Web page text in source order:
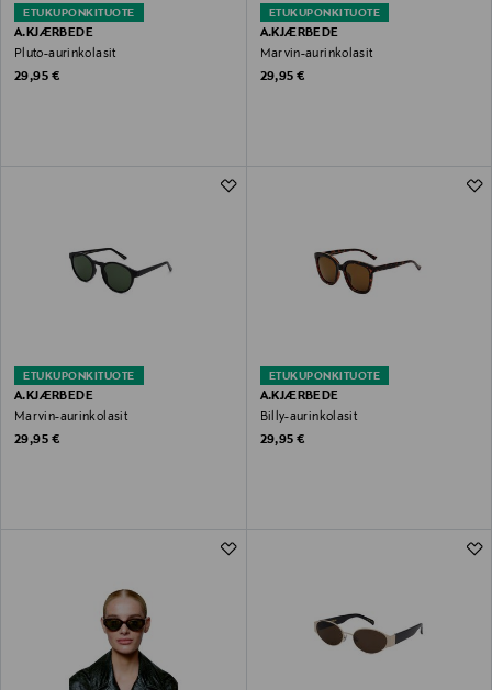
ETUKUPONKITUOTE
A.KJÆRBEDE
Pluto-aurinkolasit
Original Price
29,95 €
ETUKUPONKITUOTE
A.KJÆRBEDE
Marvin-aurinkolasit
Original Price
29,95 €
ETUKUPONKITUOTE
A.KJÆRBEDE
Marvin-aurinkolasit
Original Price
29,95 €
ETUKUPONKITUOTE
A.KJÆRBEDE
Billy-aurinkolasit
Original Price
29,95 €